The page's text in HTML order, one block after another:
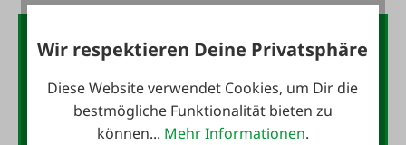
Der FAIE-Newsletter:
10,- Gutschein
Jetzt für den FAIE-Newsletter
Wir respektieren Deine Privatsphäre
Diese Website verwendet Cookies, um Dir die
bestmögliche Funktionalität bieten zu
können... Mehr Informationen.